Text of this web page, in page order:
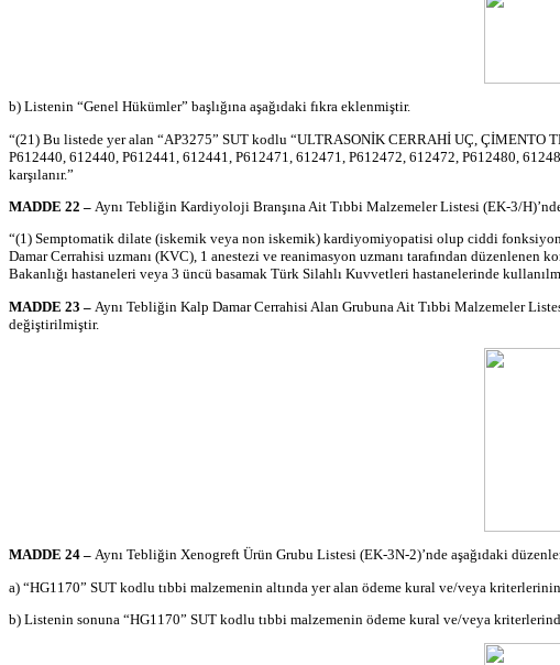
b) Listenin “Genel Hükümler” başlığına aşağıdaki fıkra eklenmiştir.
“(21) Bu listede yer alan “AP3275” SUT kodlu “ULTRASONİK CERRAHİ UÇ, ÇİMENTO
P612440, 612440, P612441, 612441, P612471, 612471, P612472, 612472, P612480,
karşılanır.”
MADDE 22 – Aynı Tebliğin Kardiyoloji Branşına Ait Tıbbi Malzemeler Listesi (EK-3/H)’
“(1) Semptomatik dilate (iskemik veya non iskemik) kardiyomiyopatisi olup ciddi
Damar Cerrahisi uzmanı (KVC), 1 anestezi ve reanimasyon uzmanı tarafından düzenlenen
Bakanlığı hastaneleri veya 3 üncü basamak Türk Silahlı Kuvvetleri hastanelerinde
MADDE 23 – Aynı Tebliğin Kalp Damar Cerrahisi Alan Grubuna Ait Tıbbi Malzemeler
değiştirilmiştir.
MADDE 24 – Aynı Tebliğin Xenogreft Ürün Grubu Listesi (EK-3N-2)’nde aşağıdaki
a) “HG1170” SUT kodlu tıbbi malzemenin altında yer alan ödeme kural ve/veya kriterlerinin
b) Listenin sonuna “HG1170” SUT kodlu tıbbi malzemenin ödeme kural ve/veya